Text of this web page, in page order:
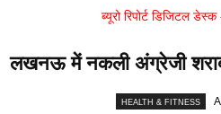
ब्यूरो रिपोर्ट डिजिटल डेस्क
लखनऊ में नकली अंग्रेजी
HEALTH & FITNESS